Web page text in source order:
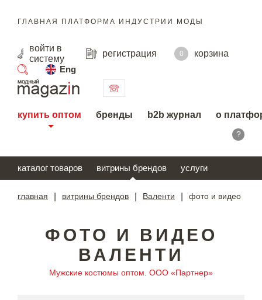
ГЛАВНАЯ ПЛАТФОРМА ИНДУСТРИИ МОДЫ
войти в
систему
регистрация 0
корзина
Eng
поиск
купить оптом бренды b2b журнал о
?
каталог товаров витрины брендов услуги
главная витрины брендов Валенти фото и видео
ФОТО И ВИДЕО
ВАЛЕНТИ
Мужские костюмы оптом. ООО «Партнер»